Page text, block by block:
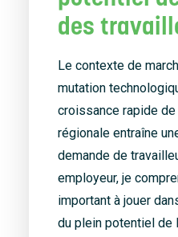
Nouvelles
des
Le contexte de
mutation
croissance rapide
régionale entraîne
demande de
employeur, je
important à jouer
du plein potentiel de